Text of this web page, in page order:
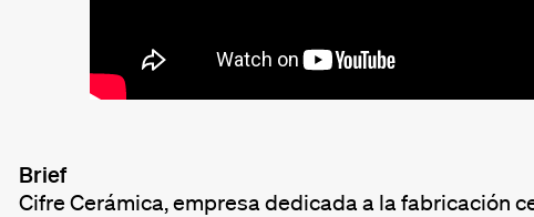
Brief
Cifre Cerámica, empresa dedicada a la fabricación